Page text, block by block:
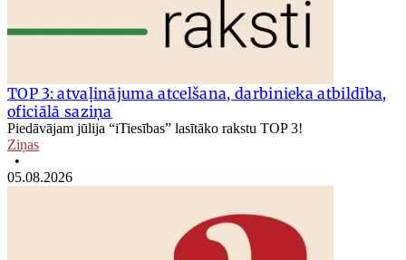
TOP 3: atvaļinājuma atcelšana, darbinieka atbildība,
oficiālā saziņa
Piedāvājam jūlija “iTiesības” lasītāko rakstu TOP 3!
Ziņas
•
05.08.2026